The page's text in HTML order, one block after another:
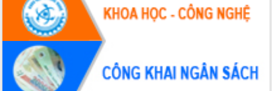
Tháo gỡ những vướng mắc, đẩy mạnh
công tác cải cách thủ tục hành chính
tại Trung tâm Phục vụ hành chính
công tỉnh
Đắk Lắk: Tôn vinh 46 giải pháp tại Hội
thi Sáng tạo Kỹ thuật 2024 - 2025